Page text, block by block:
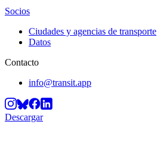
Socios
Ciudades y agencias de transporte
Datos
Contacto
info@transit.app
Descargar